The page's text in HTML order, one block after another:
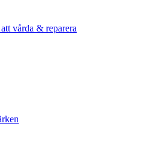
vårda & reparera